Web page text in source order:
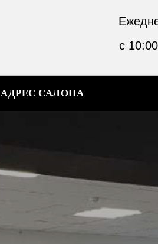
с
АДРЕС САЛОНА